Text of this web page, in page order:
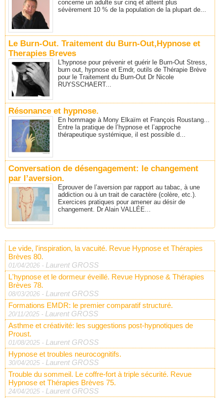
concerne un adulte sur cinq et atteint plus
sévèrement 10 % de la population de la plupart de...
Le Burn-Out. Traitement du Burn-Out,Hypnose et
Therapies Breves
L'hypnose pour prévenir et guérir le Burn-Out Stress,
burn out, hypnose et Emdr, outils de Thérapie Brève
pour le Traitement du Burn-Out Dr Nicole
RUYSSCHAERT...
Résonance et hypnose.
En hommage à Mony Elkaïm et François Roustang...
Entre la pratique de l’hypnose et l’approche
thérapeutique systémique, il est possible d...
Conversation de désengagement: le changement
par l’aversion.
Eprouver de l’aversion par rapport au tabac, à une
addiction ou à un trait de caractère (colère, etc.).
Exercices pratiques pour amener au désir de
changement. Dr Alain VALLÉE...
Le vide, l'inspiration, la vacuité. Revue Hypnose et Thérapies
Brèves 80.
01/04/2026 - Laurent GROSS
L'hypnose et le dormeur éveillé. Revue Hypnose & Thérapies
Brèves 78.
08/03/2026 - Laurent GROSS
Formations EMDR: le premier comparatif structuré.
20/11/2025 - Laurent GROSS
Asthme et créativité: les suggestions post-hypnotiques de
Proust.
01/08/2025 - Laurent GROSS
Hypnose et troubles neurocognitifs.
30/04/2025 - Laurent GROSS
Trouble du sommeil. Le coffre-fort à triple sécurité. Revue
Hypnose et Thérapies Brèves 75.
24/04/2025 - Laurent GROSS